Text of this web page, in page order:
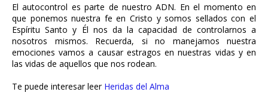
El autocontrol es parte de nuestro ADN. En el momento en
que ponemos nuestra fe en Cristo y somos sellados con el
Espíritu Santo y Él nos da la capacidad de controlarnos a
nosotros mismos. Recuerda, si no manejamos nuestra
emociones vamos a causar estragos en nuestras vidas y en
las vidas de aquellos que nos rodean.
Te puede interesar leer Heridas del Alma